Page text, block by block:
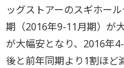
ッグストアーのスギホー
期（2016年9-11月期）が
が大幅安となり、2016年
後と前年同期より1割ほど